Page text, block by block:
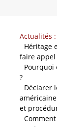
Actualités :
Héritage
faire appel
Pourquoi
?
Déclarer
et